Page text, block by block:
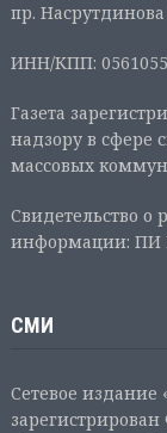
пр.
ИНН/КПП:
Газета
надзору в сфере
массовых
Свидетельство о
информации: ПИ
СМИ
Сетевое издание